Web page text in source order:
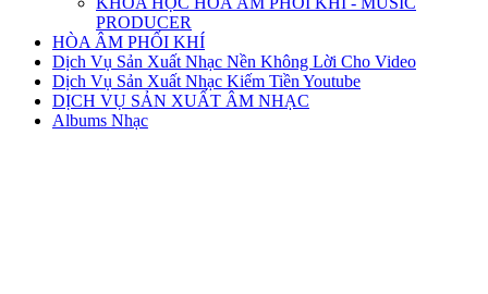
PRODUCER
HÒA ÂM PHỐI KHÍ
Dịch Vụ Sản Xuất Nhạc Nền Không Lời Cho Video
Dịch Vụ Sản Xuất Nhạc Kiếm Tiền Youtube
DỊCH VỤ SẢN XUẤT ÂM NHẠC
Albums Nhạc